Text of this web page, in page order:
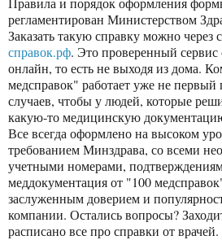
регламентирован Министерством
Заказать такую справку можно через
справок.рф. Это проверенный
онлайн, то есть не выходя из дома.
медсправок" работает уже не первый
случаев, чтобы у людей, которые
какую-то медицинскую
Все всегда оформлено на высоком
требованием Минздрава, со всеми
учетными номерами,
меддокументация от "100
заслуженным доверием и
компании. Остались вопросы?
расписано все про справки от врачей.